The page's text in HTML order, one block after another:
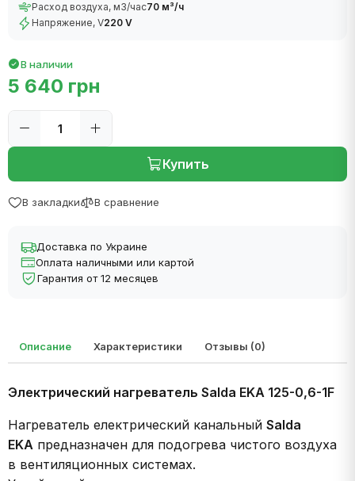
Расход воздуха, м3/час70 м³/ч
Напряжение, V220 V
В наличии
5 640 грн
Купить
В закладки В сравнение
Доставка по Украине
Оплата наличными или картой
Гарантия от 12 месяцев
Описание Характеристики Отзывы (0)
Электрический нагреватель Salda EKA 125-0,6-1F
Нагреватель електрический канальный Salda
EKA предназначен для подогрева чистого воздуха
в вентиляционных системах.